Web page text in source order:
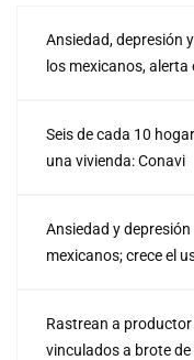
Ansiedad, depresión
los mexicanos, alerta
Seis de cada 10
una vivienda: Conavi
Ansiedad y
mexicanos; crece el
Rastrean a
vinculados a brote